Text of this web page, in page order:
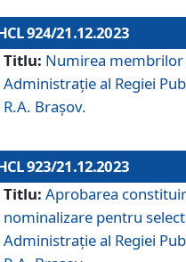
924/21.12.2023
Titlu: Numirea
Administraţie al Regiei
R.A. Brașov.
923/21.12.2023
Titlu: Aprobarea
nominalizare pentru
Administrație al Regiei